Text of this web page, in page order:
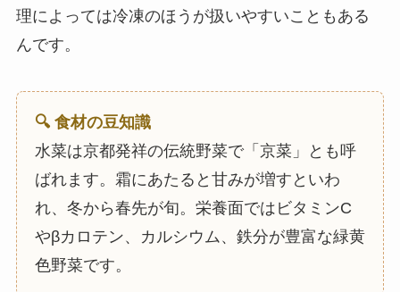
理によっては冷凍のほうが扱いやすいこともある
んです。
🔍 食材の豆知識
水菜は京都発祥の伝統野菜で「京菜」とも呼
ばれます。霜にあたると甘みが増すといわ
れ、冬から春先が旬。栄養面ではビタミンC
やβカロテン、カルシウム、鉄分が豊富な緑黄
色野菜です。